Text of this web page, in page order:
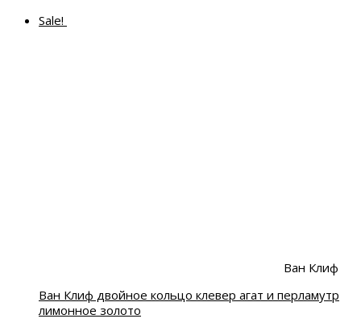
Sale!
Ван Клиф
Ван Клиф двойное кольцо клевер агат и перламутр
лимонное золото